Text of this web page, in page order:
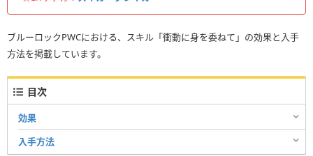
ブルーロックPWCにおける、スキル「衝動に身を委ねて」の効果と入手
方法を掲載しています。
目次
効果
入手方法